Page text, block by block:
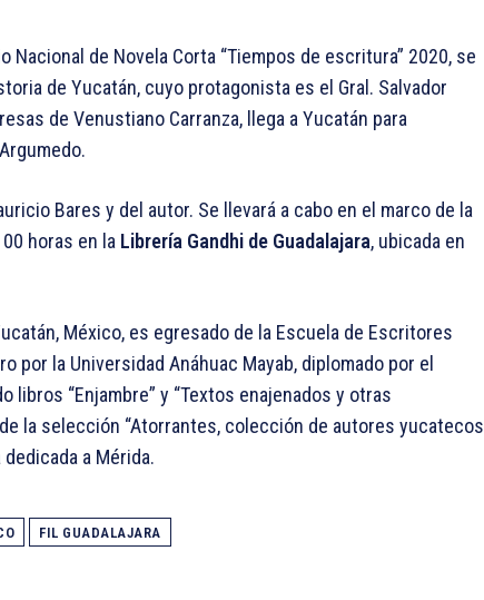
Nacional de Novela Corta “Tiempos de escritura” 2020, se
de Yucatán, cuyo protagonista es el Gral. Salvador
de Venustiano Carranza, llega a Yucatán para
Bares y del autor. Se llevará a cabo en el marco de la
horas en la Librería Gandhi de Guadalajara, ubicada en
México, es egresado de la Escuela de Escritores
por la Universidad Anáhuac Mayab, diplomado por el
libros “Enjambre” y “Textos enajenados y otras
la selección “Atorrantes, colección de autores yucatecos
a Mérida.
FIL GUADALAJARA